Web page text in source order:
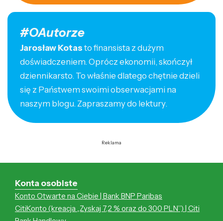
#OAutorze
Jarosław Kotas to finansista z dużym
doświadczeniem. Oprócz ekonomii, skończył
dziennikarsto. To właśnie dlatego chętnie dzieli
się z Państwem swoimi obserwacjami na
naszym blogu. Zapraszamy do lektury.
Reklama
Konta osobiste
Konto Otwarte na Ciebie | Bank BNP Paribas
CitiKonto (kreacja „Zyskaj 7,2 % oraz do 300 PLN”) | Citi